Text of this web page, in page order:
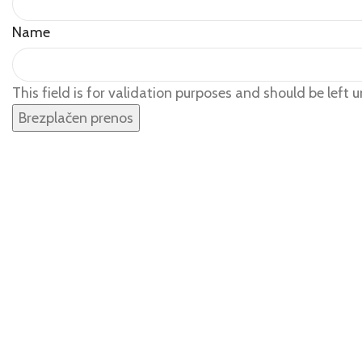
Name
This field is for validation purposes and should be left